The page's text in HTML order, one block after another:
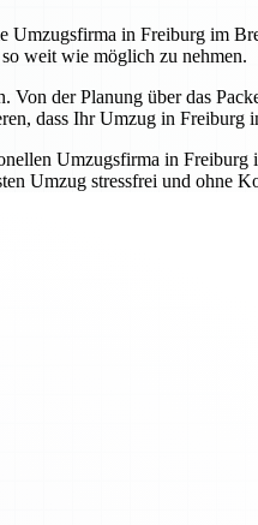
Umzugsfirma in Freiburg im
weit wie möglich zu nehmen.
der Planung über das
dass Ihr Umzug in Freiburg
Umzugsfirma in Freiburg
Umzug stressfrei und ohne